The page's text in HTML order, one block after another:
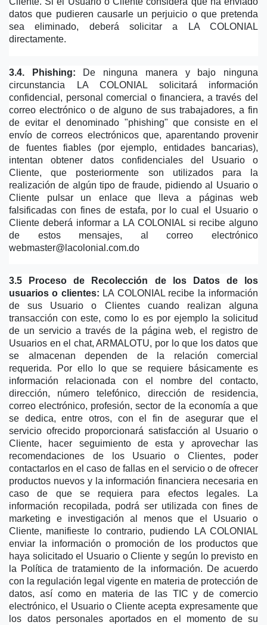
datos que pudieren causarle un perjuicio o que pretenda
sea eliminado, deberá solicitar a LA COLONIAL
directamente.
3.4. Phishing: De ninguna manera y bajo ninguna
circunstancia LA COLONIAL solicitará información
confidencial, personal comercial o financiera, a través del
correo electrónico o de alguno de sus trabajadores, a fin
de evitar el denominado "phishing" que consiste en el
envío de correos electrónicos que, aparentando provenir
de fuentes fiables (por ejemplo, entidades bancarias),
intentan obtener datos confidenciales del Usuario o
Cliente, que posteriormente son utilizados para la
realización de algún tipo de fraude, pidiendo al Usuario o
Cliente pulsar un enlace que lleva a páginas web
falsificadas con fines de estafa, por lo cual el Usuario o
Cliente deberá informar a LA COLONIAL si recibe alguno
de estos mensajes, al correo electrónico
webmaster@lacolonial.com.do
3.5 Proceso de Recolección de los Datos de los
usuarios o clientes: LA COLONIAL recibe la información
de sus Usuario o Clientes cuando realizan alguna
transacción con este, como lo es por ejemplo la solicitud
de un servicio a través de la página web, el registro de
Usuarios en el chat, ARMALOTU, por lo que los datos que
se almacenan dependen de la relación comercial
requerida. Por ello lo que se requiere básicamente es
información relacionada con el nombre del contacto,
dirección, número telefónico, dirección de residencia,
correo electrónico, profesión, sector de la economía a que
se dedica, entre otros, con el fin de asegurar que el
servicio ofrecido proporcionará satisfacción al Usuario o
Cliente, hacer seguimiento de esta y aprovechar las
recomendaciones de los Usuario o Clientes, poder
contactarlos en el caso de fallas en el servicio o de ofrecer
productos nuevos y la información financiera necesaria en
caso de que se requiera para efectos legales. La
información recopilada, podrá ser utilizada con fines de
marketing e investigación al menos que el Usuario o
Cliente, manifieste lo contrario, pudiendo LA COLONIAL
enviar la información o promoción de los productos que
haya solicitado el Usuario o Cliente y según lo previsto en
la Política de tratamiento de la información. De acuerdo
con la regulación legal vigente en materia de protección de
datos, así como en materia de las TIC y de comercio
electrónico, el Usuario o Cliente acepta expresamente que
los datos personales aportados en el momento de su